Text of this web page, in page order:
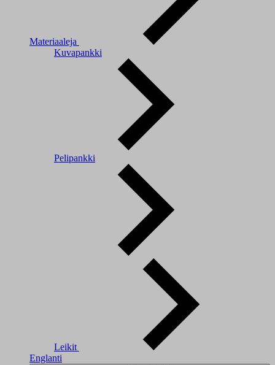
Materiaaleja
Kuvapankki
Pelipankki
Leikit
Englanti